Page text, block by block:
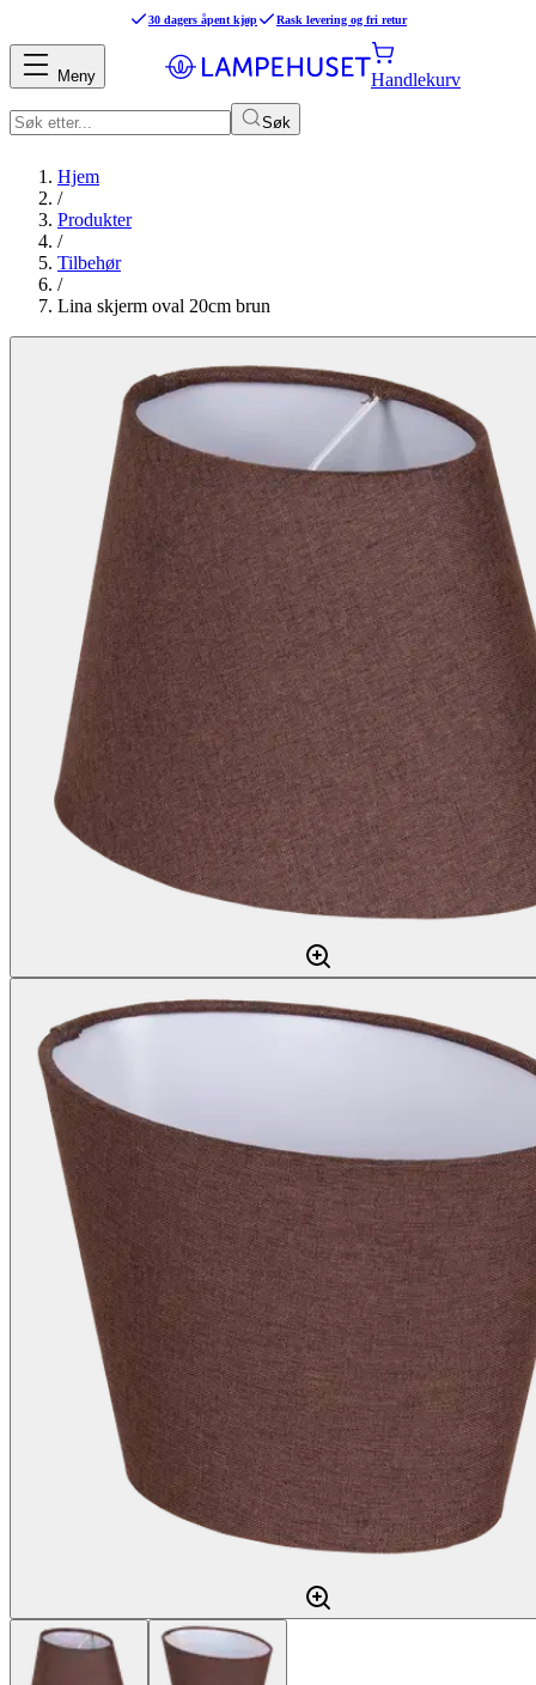
30 dagers åpent kjøp Rask levering og fri retur
Søk
Handlekurv
Meny
Hjem
/
Produkter
/
Tilbehør
/
Lina skjerm oval 20cm brun